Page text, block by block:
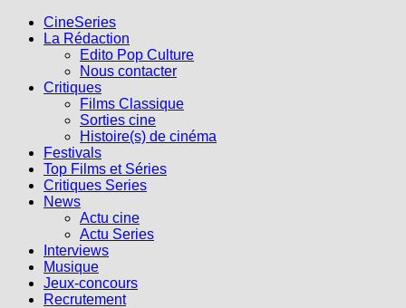
CineSeries
La Rédaction
Edito Pop Culture
Nous contacter
Critiques
Films Classique
Sorties cine
Histoire(s) de cinéma
Festivals
Top Films et Séries
Critiques Series
News
Actu cine
Actu Series
Interviews
Musique
Jeux-concours
Recrutement